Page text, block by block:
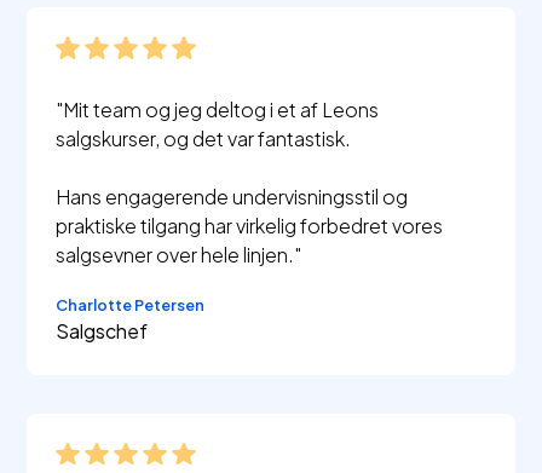
"Mit team og jeg deltog i et af Leons
salgskurser, og det var fantastisk.
Hans engagerende undervisningsstil og
praktiske tilgang har virkelig forbedret vores
salgsevner over hele linjen."
Charlotte Petersen
Salgschef